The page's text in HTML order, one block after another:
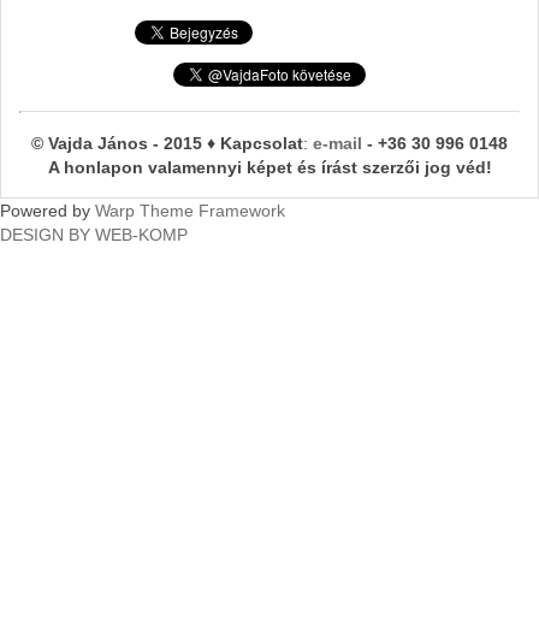
© Vajda János - 2015 ♦ Kapcsolat: e-mail - +36 30 996 0148
A honlapon valamennyi képet és írást szerzői jog véd!
Powered by Warp Theme Framework
DESIGN BY WEB-KOMP